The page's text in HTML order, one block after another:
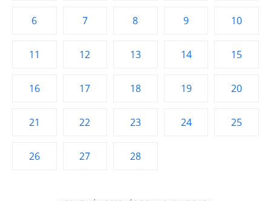
6 7 8 9 10
11 12 13 14 15
16 17 18 19 20
21 22 23 24 25
26 27 28